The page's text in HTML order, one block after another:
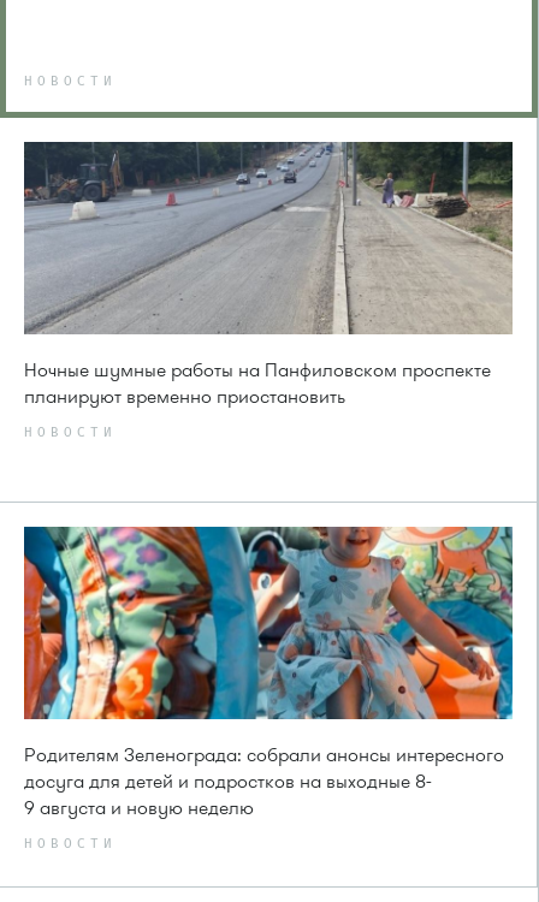
НОВОСТИ
Ночные шумные работы на Панфиловском проспекте
планируют временно приостановить
НОВОСТИ
Родителям Зеленограда: собрали анонсы интересного
досуга для детей и подростков на выходные 8-
9 августа и новую неделю
НОВОСТИ